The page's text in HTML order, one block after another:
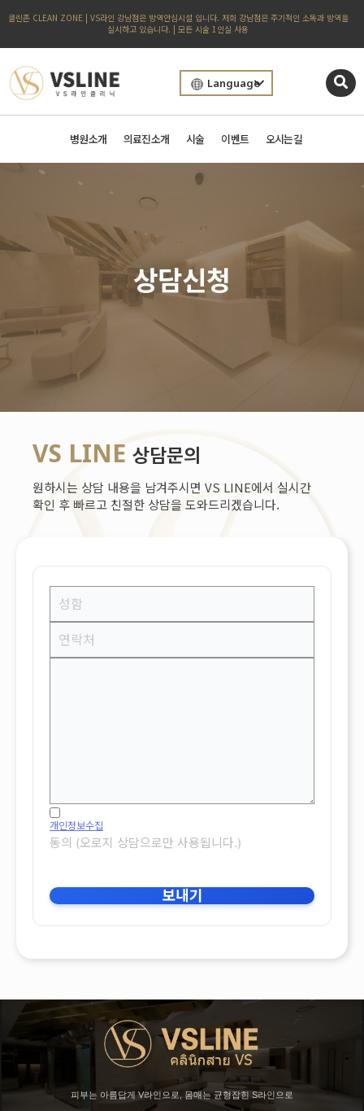
클린존 CLEAN ZONE | VS라인 강남점은 방역안심시설 입니다. 저희 강남점은 주기적인 소독과 방역을
실시하고 있습니다. | 모든 시술 1인실 사용
Language
병원소개 의료진소개 시술 이벤트 오시는길
상담신청
VS LINE 상담문의
원하시는 상담 내용을 남겨주시면 VS LINE에서 실시간
확인 후 빠르고 친절한 상담을 도와드리겠습니다.
개인정보수집
동의 (오로지 상담으로만 사용됩니다.)
보내기
피부는 아름답게 V라인으로, 몸매는 균형잡힌 S라인으로